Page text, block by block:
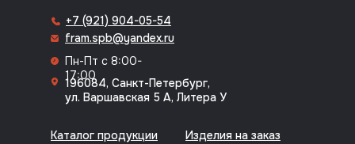
Каталог продукции Изделия на заказ
+7 (921) 904-05-54
fram.spb@yandex.ru
Пн-Пт с 8:00-
17:00
196084, Санкт-Петербург,
ул. Варшавская 5 А, Литера У